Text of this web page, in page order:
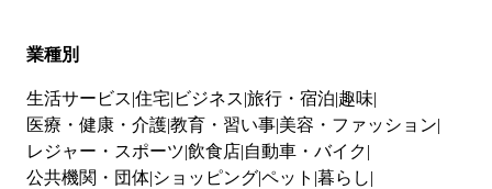
業種別
生活サービス 住宅 ビジネス 旅行・宿泊 趣味
医療・健康・介護教育・習い事 美容・ファッション
レジャー・スポーツ 飲食店 自動車・バイク
公共機関・団体 ショッピングペット 暮らし